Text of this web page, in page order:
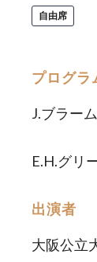
自由席
プログラ
J.ブラー
大
E.H.グリ
出演者
大阪公立